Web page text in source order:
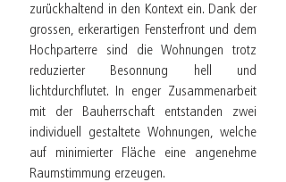
zurückhaltend in den Kontext ein. Dank der
grossen, erkerartigen Fensterfront und dem
Hochparterre sind die Wohnungen trotz
reduzierter Besonnung hell und
lichtdurchflutet. In enger Zusammenarbeit
mit der Bauherrschaft entstanden zwei
individuell gestaltete Wohnungen, welche
auf minimierter Fläche eine angenehme
Raumstimmung erzeugen.